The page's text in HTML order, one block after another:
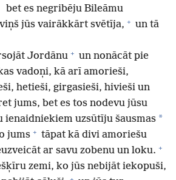
bet es negribēju Bileāmu
jūs vairākkārt svētīja, + un tā
Jordānu + un nonācāt pie
vadoņi, kā arī amorieši,
hetieši, girgasieši, hivieši un
jums, bet es tos nodevu jūsu
ienaidniekiem uzsūtīju šausmas *
jums + tāpat kā divi amoriešu
ar savu zobenu un loku. +
zemi, ko jūs nebijāt iekopuši,